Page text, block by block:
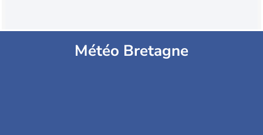
Météo Bretagne